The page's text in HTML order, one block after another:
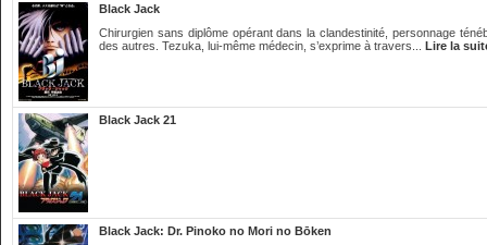
Black Jack
Chirurgien sans diplôme opérant dans la clandestinité, personnage
des autres. Tezuka, lui-même médecin, s’exprime à travers... Lire la
Black Jack 21
Black Jack: Dr. Pinoko no Mori no Bōken